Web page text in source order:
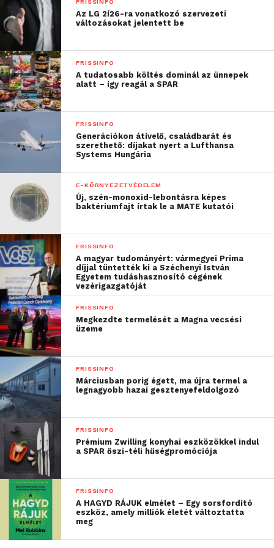
és kreativitásukat is kibontakoztathatják. A színház
falai között a reflektorfényben kiteljesedhetnek,
miközben a műfüves pályákon, sportpályákon és
edzőtermekben szabadjára engedhetik energiájukat.
A fiatalok élvezhetik a nyugodt, természetközeli
tereket – a biokerttől az erdei iskoláig –, amelyek
már kisgyermekkoruktól kezdve támogatják
érzelmi harmóniájukat és fizikai jólétüket.
Rendkívüli élmények: minden
A BISB páratlan és sokszínű lehetőségeivel olyan
környezetet kínál, ahol a diákok dinamikus
gondolkodókká, kreatív alkotókká, és a világra
inspiráló hatást gyakorló személyiségekké
formálódhatnak. Ezek közé tartoznak a Juilliard
School-lal együttműködésben megvalósuló,
világszinten is kimagasló dráma- és zenei
tevékenységek, valamint globális expedíciók,
közösségi projektek és vezetői képességek
fejlesztése. Több mint 100 tanórán kívüli szakkör
közül lehet választani – a focitól a funk zenekarig, a
Warhammer-től a világnyelvekig. Bármilyen
programban vesznek részt a diákok, az intézmény
biztonságot és támogatást nyújt, valamint aktívan
bevonja őket az iskolai élet vérkeringésébe.
„Élénk és befogadó
iskolai közegként
büszkén őrizzük
kiemelkedő hírnevünket,
amelyet a brit és a
nemzetközi oktatási
Az LG 2í26-ra vonatkozó szervezeti
változásokat jelentett be
FRISSINFO
A tudatosabb költés dominál az ünnepek
alatt – így reagál a SPAR
FRISSINFO
Generációkon átívelő, családbarát és
szerethető: díjakat nyert a Lufthansa
Systems Hungária
E-KÖRNYEZETVÉDELEM
Új, szén-monoxid-lebontásra képes
baktériumfajt írtak le a MATE kutatói
FRISSINFO
A magyar tudományért: vármegyei Prima
díjjal tüntették ki a Széchenyi István
Egyetem tudáshasznosító cégének
vezérigazgatóját
FRISSINFO
Megkezdte termelését a Magna vecsési
üzeme
FRISSINFO
Márciusban porig égett, ma újra termel a
legnagyobb hazai gesztenyefeldolgozó
FRISSINFO
Prémium Zwilling konyhai eszközökkel indul
a SPAR őszi-téli hűségpromóciója
FRISSINFO
A HAGYD RÁJUK elmélet – Egy sorsfordító
eszköz, amely milliók életét változtatta
meg